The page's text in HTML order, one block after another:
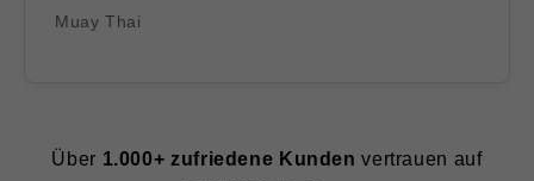
Muay Thai
Über 1.000+ zufriedene Kunden vertrauen auf